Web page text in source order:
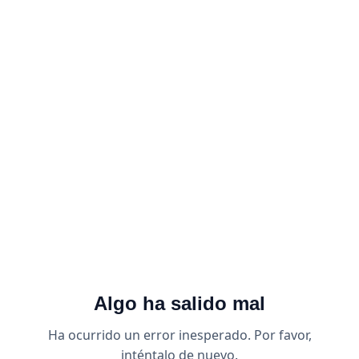
Algo ha salido mal
Ha ocurrido un error inesperado. Por favor,
inténtalo de nuevo.